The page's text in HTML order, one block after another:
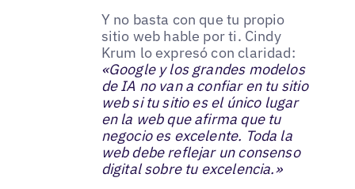
Y no basta con que tu propio
sitio web hable por ti. Cindy
Krum lo expresó con claridad:
«Google y los grandes modelos
de IA no van a confiar en tu sitio
web si tu sitio es el único lugar
en la web que afirma que tu
negocio es excelente. Toda la
web debe reflejar un consenso
digital sobre tu excelencia.»